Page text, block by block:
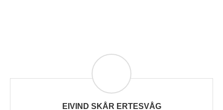
EIVIND SKÅR ERTESVÅG